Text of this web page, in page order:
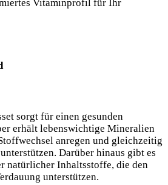
Vitaminprofil für Ihr
sorgt für einen gesunden
erhält lebenswichtige Mineralien
anregen und gleichzeitig
Darüber hinaus gibt es
natürlicher Inhaltsstoffe, die den
unterstützen.